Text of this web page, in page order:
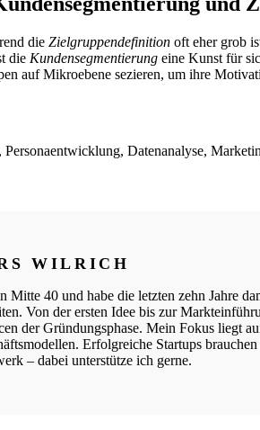
die Zielgruppendefinition oft eher grob
die Kundensegmentierung eine Kunst für
auf Mikroebene sezieren, um ihre
Datenanalyse,
WILRICH
Mitte 40 und habe die letzten zehn Jahre
Von der ersten Idee bis zur
der Gründungsphase. Mein Fokus liegt
Erfolgreiche Startups
– dabei unterstütze ich gerne.